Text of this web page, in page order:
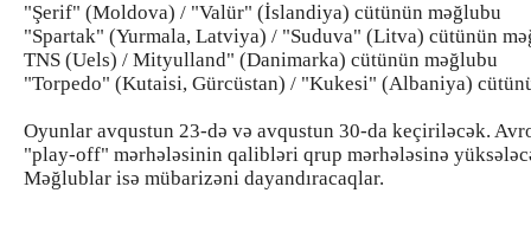
"Şerif" (Moldova) / "Valür" (İslandiya) cütünün məğlubu
"Spartak" (Yurmala, Latviya) / "Suduva" (Litva) cütünün
TNS (Uels) / Mityulland" (Danimarka) cütünün məğlubu
"Torpedo" (Kutaisi, Gürcüstan) / "Kukesi" (Albaniya)
Oyunlar avqustun 23-də və avqustun 30-da keçiriləcək.
"play-off" mərhələsinin qalibləri qrup mərhələsinə
Məğlublar isə mübarizəni dayandıracaqlar.